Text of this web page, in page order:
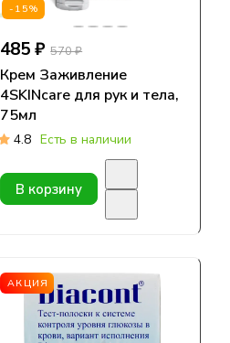
-15%
485 ₽ 570 ₽
Крем Заживление
4SKINcare для рук и тела,
75мл
4.8 Есть в наличии
В корзину
АКЦИЯ